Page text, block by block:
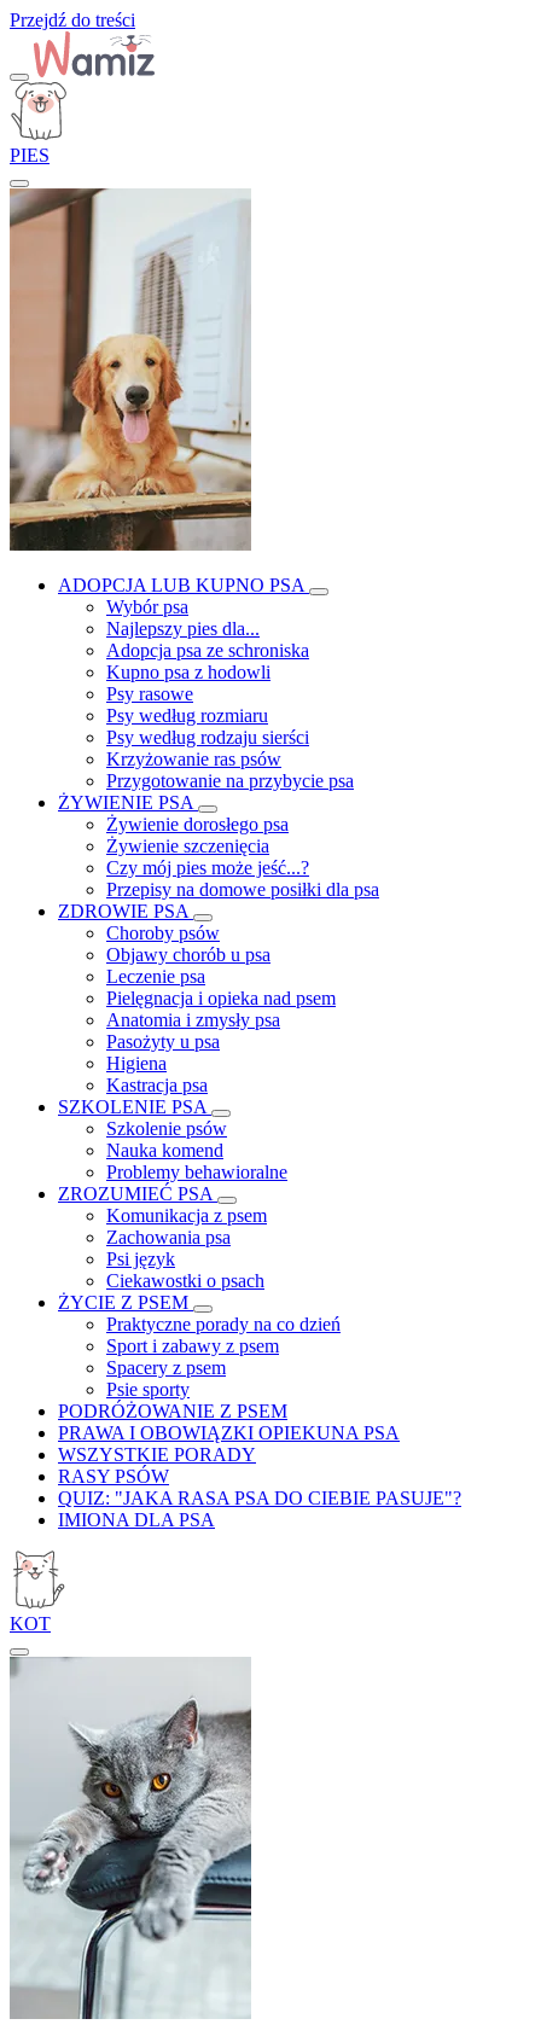
Przejdź do treści
PIES
ADOPCJA LUB KUPNO PSA
Wybór psa
Najlepszy pies dla...
Adopcja psa ze schroniska
Kupno psa z hodowli
Psy rasowe
Psy według rozmiaru
Psy według rodzaju sierści
Krzyżowanie ras psów
Przygotowanie na przybycie psa
ŻYWIENIE PSA
Żywienie dorosłego psa
Żywienie szczenięcia
Czy mój pies może jeść...?
Przepisy na domowe posiłki dla psa
ZDROWIE PSA
Choroby psów
Objawy chorób u psa
Leczenie psa
Pielęgnacja i opieka nad psem
Anatomia i zmysły psa
Pasożyty u psa
Higiena
Kastracja psa
SZKOLENIE PSA
Szkolenie psów
Nauka komend
Problemy behawioralne
ZROZUMIEĆ PSA
Komunikacja z psem
Zachowania psa
Psi język
Ciekawostki o psach
ŻYCIE Z PSEM
Praktyczne porady na co dzień
Sport i zabawy z psem
Spacery z psem
Psie sporty
PODRÓŻOWANIE Z PSEM
PRAWA I OBOWIĄZKI OPIEKUNA PSA
WSZYSTKIE PORADY
RASY PSÓW
QUIZ: "JAKA RASA PSA DO CIEBIE PASUJE"?
IMIONA DLA PSA
KOT